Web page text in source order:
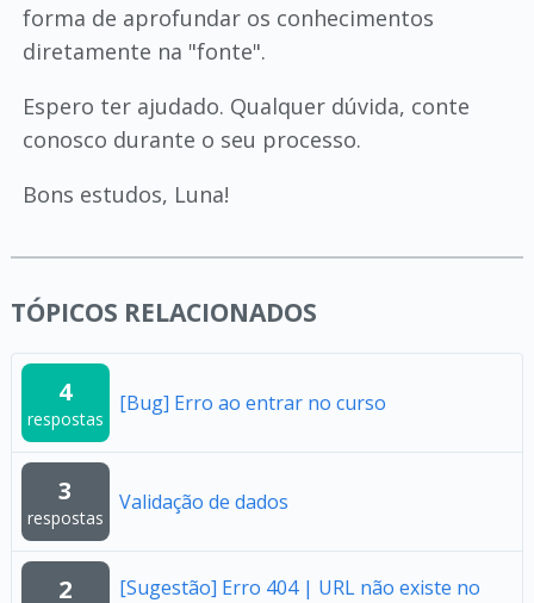
forma de aprofundar os conhecimentos
diretamente na "fonte".
Espero ter ajudado. Qualquer dúvida, conte
conosco durante o seu processo.
Bons estudos, Luna!
TÓPICOS RELACIONADOS
4
respostas
[Bug] Erro ao entrar no curso
3
respostas
Validação de dados
2
[Sugestão] Erro 404 | URL não existe no